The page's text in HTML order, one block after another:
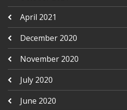
April 2021
December 2020
November 2020
July 2020
June 2020